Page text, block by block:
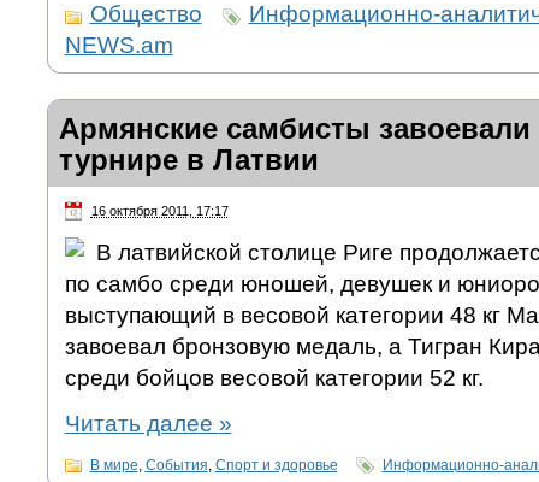
Общество
Информационно-
NEWS.am
Армянские самбисты
турнире в Латвии
16 октября 2011, 17:17
В латвийской столице Риге
по самбо среди юношей, девушек и
выступающий в весовой категории 48 кг
завоевал бронзовую медаль, а Тигран
среди бойцов весовой категории 52 кг.
Читать далее »
В мире, События, Спорт и здоровье Информационно-